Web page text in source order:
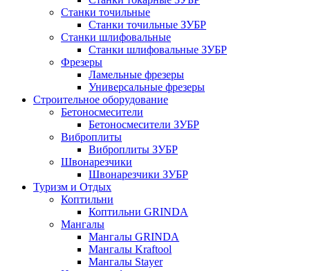
Станки точильные
Станки точильные ЗУБР
Станки шлифовальные
Станки шлифовальные ЗУБР
Фрезеры
Ламельные фрезеры
Универсальные фрезеры
Строительное оборудование
Бетоносмесители
Бетоносмесители ЗУБР
Виброплиты
Виброплиты ЗУБР
Швонарезчики
Швонарезчики ЗУБР
Туризм и Отдых
Коптильни
Коптильни GRINDA
Мангалы
Мангалы GRINDA
Мангалы Kraftool
Мангалы Stayer